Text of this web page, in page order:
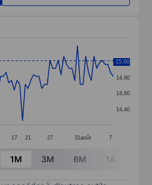
points.
displaying categories.
displaying values. Data ranges
17 21 27 31août 7
14,40
14,60
14,80
15,00
15,00
1M 3M 6M 1A